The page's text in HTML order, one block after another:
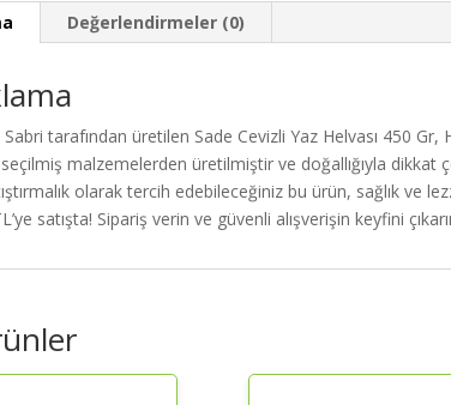
Değerlendirmeler (0)
Sabri tarafından üretilen Sade Cevizli Yaz Helvası 450
malzemelerden üretilmiştir ve doğallığıyla dikkat
olarak tercih edebileceğiniz bu ürün, sağlık ve
satışta! Sipariş verin ve güvenli alışverişin keyfini